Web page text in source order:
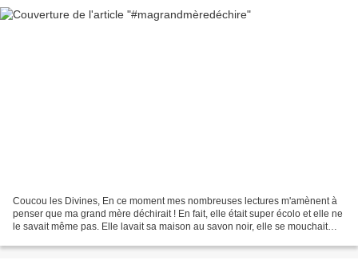
Coucou les Divines, En ce moment mes nombreuses lectures m'amènent à
penser que ma grand mère déchirait ! En fait, elle était super écolo et elle ne
le savait même pas. Elle lavait sa maison au savon noir, elle se mouchait